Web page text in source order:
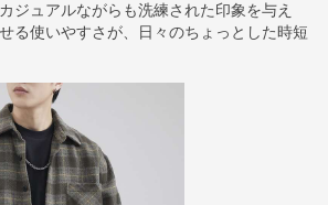
ジュアルながらも洗練された印象を与え
る使いやすさが、日々のちょっとした時短